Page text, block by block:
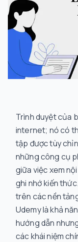
Trình duyệt của
internet; nó có
tập được tùy
những công cụ
giữa việc xem
ghi nhớ kiến
trên các nền
Udemy là khả
hướng dẫn
các khái niệm